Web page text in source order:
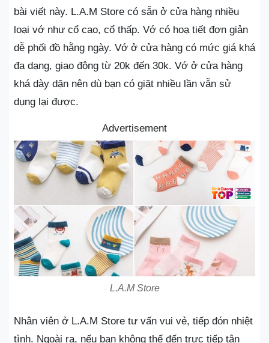
bài viết này. L.A.M Store có sẵn ở cửa hàng nhiều
loại vớ như cổ cao, cổ thấp. Vớ có hoạ tiết đơn giản
dễ phối đồ hằng ngày. Vớ ở cửa hàng có mức giá khá
đa dạng, giao động từ 20k đến 30k. Vớ ở cửa hàng
khá dày dặn nên dù bạn có giặt nhiều lần vẫn sử
dụng lại được.
Advertisement
L.A.M Store
Nhân viên ở L.A.M Store tư vấn vui vẻ, tiếp đón nhiệt
tình. Ngoài ra, nếu bạn không thể đến trực tiếp tận